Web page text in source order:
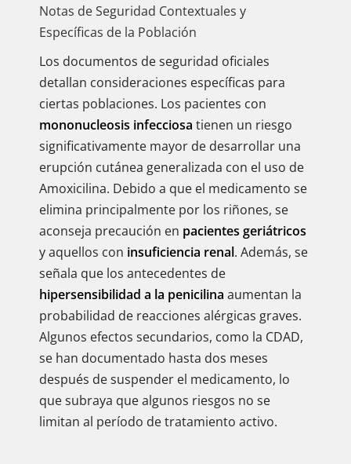
Notas de Seguridad Contextuales y
Específicas de la Población
Los documentos de seguridad oficiales
detallan consideraciones específicas para
ciertas poblaciones. Los pacientes con
mononucleosis infecciosa tienen un riesgo
significativamente mayor de desarrollar una
erupción cutánea generalizada con el uso de
Amoxicilina. Debido a que el medicamento se
elimina principalmente por los riñones, se
aconseja precaución en pacientes geriátricos
y aquellos con insuficiencia renal. Además, se
señala que los antecedentes de
hipersensibilidad a la penicilina aumentan la
probabilidad de reacciones alérgicas graves.
Algunos efectos secundarios, como la CDAD,
se han documentado hasta dos meses
después de suspender el medicamento, lo
que subraya que algunos riesgos no se
limitan al período de tratamiento activo.